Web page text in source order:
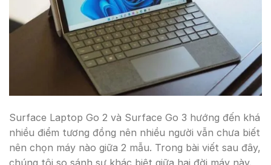
Surface Laptop Go 2 và Surface Go 3 hướng đến khá
nhiều điểm tương đồng nên nhiều người vẫn chưa biết
nên chọn máy nào giữa 2 mẫu. Trong bài viết sau đây,
chúng tôi so sánh sự khác biệt giữa hai đời máy này.